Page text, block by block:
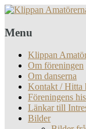
Menu
Klippan
Om föreningen
Om danserna
Kontakt / Hitta
Föreningens
Länkar till
Bilder